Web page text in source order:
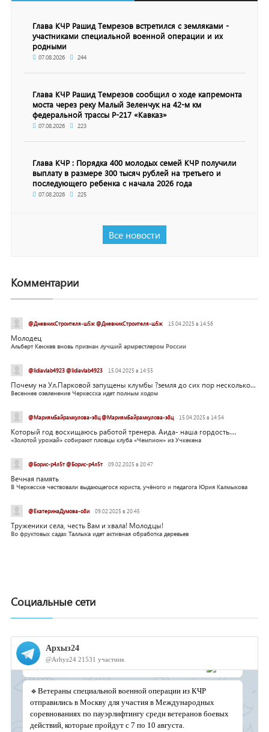
Глава КЧР Рашид Темрезов встретился с земляками -
участниками специальной военной операции и их
родными
07.08.2026 244
Глава КЧР Рашид Темрезов сообщил о ходе капремонта
моста через реку Малый Зеленчук на 42-м км
федеральной трассы Р-217 «Кавказ»
07.08.2026 223
Глава КЧР : Порядка 400 молодых семей КЧР получили
выплату в размере 300 тысяч рублей на третьего и
последующего ребенка с начала 2026 года
07.08.2026 225
Все новости
Комментарии
@ДневникСтроителя-ш5ж @ДневникСтроителя-ш5ж 15.04.2025 в 14:56
Молодец
Альберт Кенжев вновь признан лучший армрестлером России
@lidiavlab4923 @lidiavlab4923 15.04.2025 в 14:55
Почему на Ул.Парковой запущены клумбы ?земля до сих пор несколько...
Весеннее озеленение Черкесска идет полным ходом
@МариямБайрамкулова-э8ц @МариямБайрамкулова-э8ц 15.04.2025 в 14:54
Который год восхищаюсь работой тренера. Аида- наша гордость....
«Золотой урожай» собирают пловцы клуба «Чемпион» из Учкекена
@Борис-р4л5т @Борис-р4л5т 09.02.2025 в 20:47
Вечная память
В Черкесске чествовали выдающегося юриста, учёного и педагога Юрия Калмыкова
@ЕкатеринаДумова-о8и 09.02.2025 в 20:45
Труженики села, честь Вам и хвала! Молодцы!
Во фруктовых садах Таллыка идет активная обработка деревьев
Социальные сети